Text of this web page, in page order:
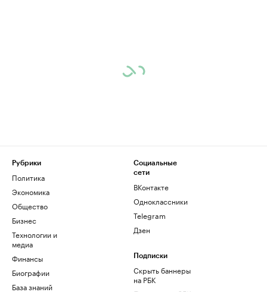
Рубрики
Политика
Экономика
Общество
Бизнес
Технологии и
медиа
Финансы
Биографии
База знаний
Социальные
сети
ВКонтакте
Одноклассники
Telegram
Дзен
Подписки
Скрыть баннеры
на РБК